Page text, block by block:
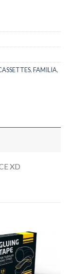
,FAMILIA,
XD